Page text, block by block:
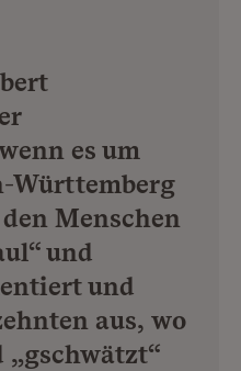
es um
Württemberg
Menschen
und
und
aus, wo